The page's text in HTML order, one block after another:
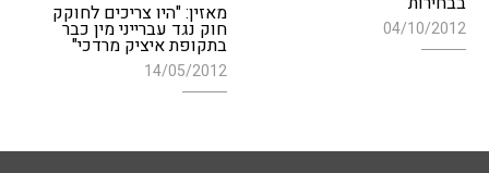
04/10/2012
מאזין: "היו צריכים לחוקק
חוק נגד עברייני מין כבר
בתקופת איציק מרדכי"
14/05/2012